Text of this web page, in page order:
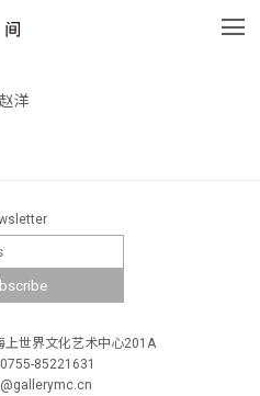
赵洋
上世界文化艺术中心201A
85221631